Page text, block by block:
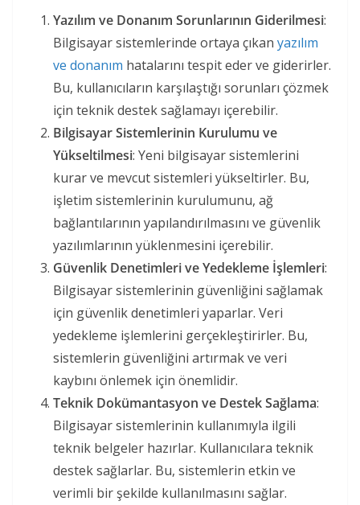
Yazılım ve Donanım Sorunlarının Giderilmesi:
Bilgisayar sistemlerinde ortaya çıkan yazılım
ve donanım hatalarını tespit eder ve giderirler.
Bu, kullanıcıların karşılaştığı sorunları çözmek
için teknik destek sağlamayı içerebilir.
Bilgisayar Sistemlerinin Kurulumu ve
Yükseltilmesi: Yeni bilgisayar sistemlerini
kurar ve mevcut sistemleri yükseltirler. Bu,
işletim sistemlerinin kurulumunu, ağ
bağlantılarının yapılandırılmasını ve güvenlik
yazılımlarının yüklenmesini içerebilir.
Güvenlik Denetimleri ve Yedekleme İşlemleri:
Bilgisayar sistemlerinin güvenliğini sağlamak
için güvenlik denetimleri yaparlar. Veri
yedekleme işlemlerini gerçekleştirirler. Bu,
sistemlerin güvenliğini artırmak ve veri
kaybını önlemek için önemlidir.
Teknik Dokümantasyon ve Destek Sağlama:
Bilgisayar sistemlerinin kullanımıyla ilgili
teknik belgeler hazırlar. Kullanıcılara teknik
destek sağlarlar. Bu, sistemlerin etkin ve
verimli bir şekilde kullanılmasını sağlar.